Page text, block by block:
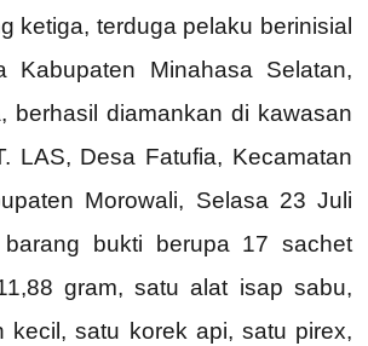
ketiga, terduga pelaku berinisial
Kabupaten Minahasa Selatan,
berhasil diamankan di kawasan
LAS, Desa Fatufia, Kecamatan
Morowali, Selasa 23 Juli
bukti berupa 17 sachet
gram, satu alat isap sabu,
kecil, satu korek api, satu pirex,